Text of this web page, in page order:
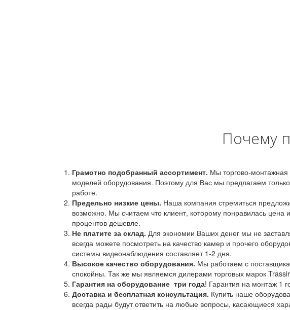
Почему
Грамотно подобранный ассортимент. Мы торгово-
моделей оборудования. Поэтому для Вас мы предлагаем
работе.
Предельно низкие цены. Наша компания стремиться
возможно. Мы считаем что клиент, которому понравилась цена
процентов дешевле.
Не платите за склад. Для экономии Ваших денег мы не
всегда можете посмотреть на качество камер и прочего
системы видеонаблюдения составляет 1-2 дня.
Высокое качество оборудования. Мы работаем с
спокойны. Так же мы являемся дилерами торговых марок
Гарантия на оборудование три года! Гарантия на монтаж 1
Доставка и бесплатная консультация. Купить наше
всегда рады будут ответить на любые вопросы, касающиеся